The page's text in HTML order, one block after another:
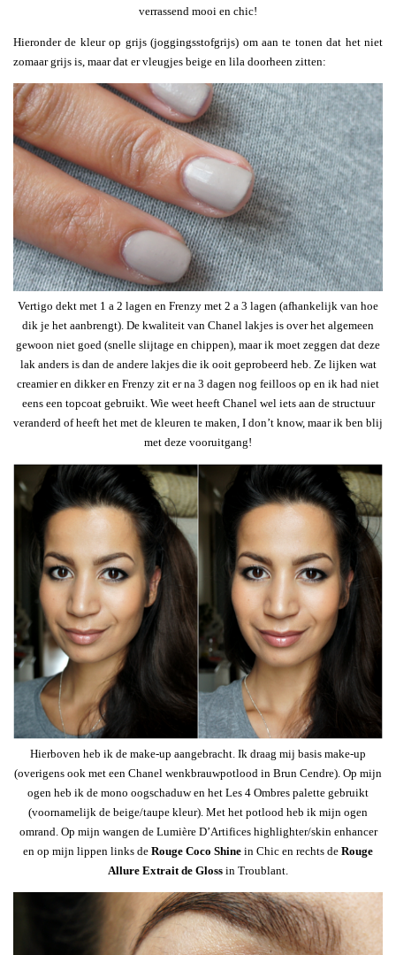
verrassend mooi en chic!
Hieronder de kleur op grijs (joggingsstofgrijs) om aan te tonen dat het niet
zomaar grijs is, maar dat er vleugjes beige en lila doorheen zitten:
Vertigo dekt met 1 a 2 lagen en Frenzy met 2 a 3 lagen (afhankelijk van hoe
dik je het aanbrengt). De kwaliteit van Chanel lakjes is over het algemeen
gewoon niet goed (snelle slijtage en chippen), maar ik moet zeggen dat deze
lak anders is dan de andere lakjes die ik ooit geprobeerd heb. Ze lijken wat
creamier en dikker en Frenzy zit er na 3 dagen nog feilloos op en ik had niet
eens een topcoat gebruikt. Wie weet heeft Chanel wel iets aan de structuur
veranderd of heeft het met de kleuren te maken, I don’t know, maar ik ben blij
met deze vooruitgang!
Hierboven heb ik de make-up aangebracht. Ik draag mij basis make-up
(overigens ook met een Chanel wenkbrauwpotlood in Brun Cendre). Op mijn
ogen heb ik de mono oogschaduw en het Les 4 Ombres palette gebruikt
(voornamelijk de beige/taupe kleur). Met het potlood heb ik mijn ogen
omrand. Op mijn wangen de Lumière D’Artifices highlighter/skin enhancer
en op mijn lippen links de Rouge Coco Shine in Chic en rechts de Rouge
Allure Extrait de Gloss in Troublant.